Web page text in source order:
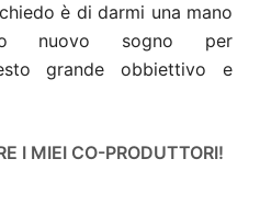
è di darmi una mano
nuovo sogno per
grande obbiettivo e
I MIEI CO-PRODUTTORI!